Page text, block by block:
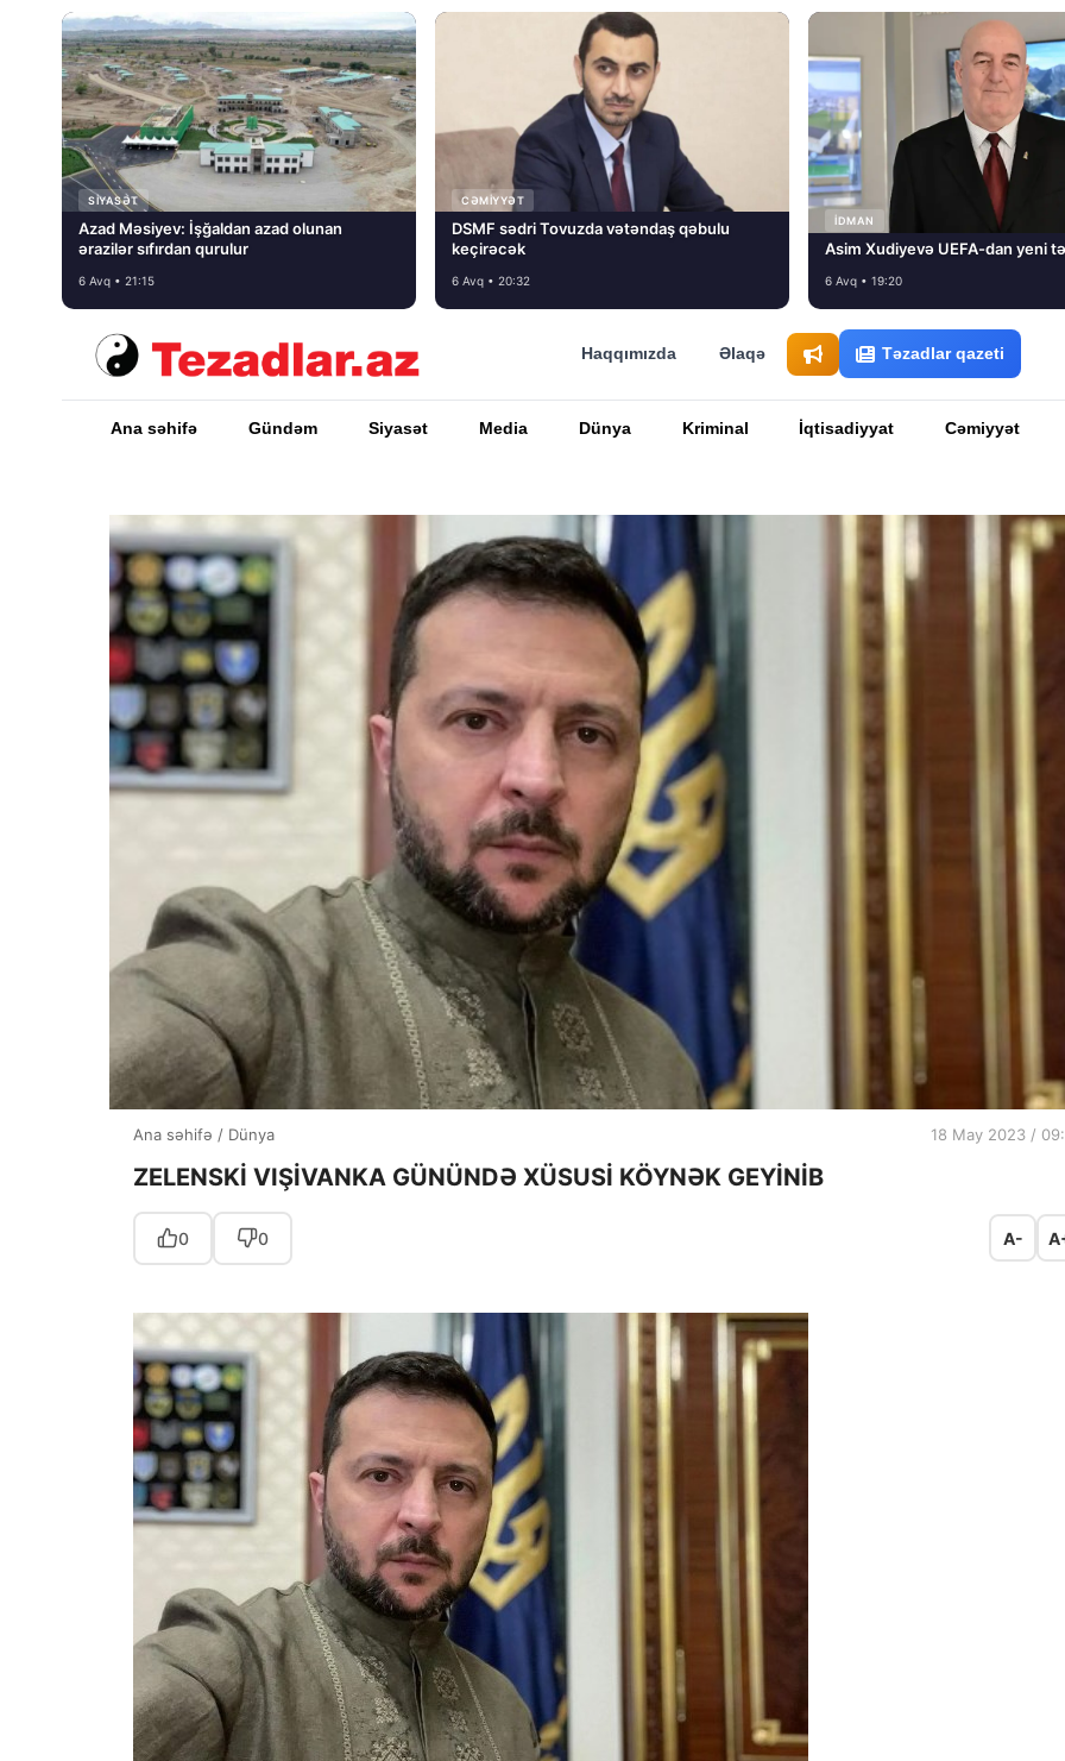
SIYASƏT
Azad Məsiyev: İşğaldan azad olunan
ərazilər sıfırdan qurulur
6 Avq • 21:15
CƏMIYYƏT
DSMF sədri Tovuzda vətəndaş qəbulu
keçirəcək
6 Avq • 20:32
İDMAN
Asim Xudiyevə UEFA-dan yeni
6 Avq • 19:20
Haqqımızda Əlaqə Təzadlar qazeti
Ana səhifə Gündəm Siyasət Media Dünya Kriminal İqtisadiyyat Cəmiyyət
Ana səhifə / Dünya 18 May 2023 /
ZELENSKİ VIŞİVANKA GÜNÜNDƏ XÜSUSİ KÖYNƏK GEYİNİB
0 0 A-